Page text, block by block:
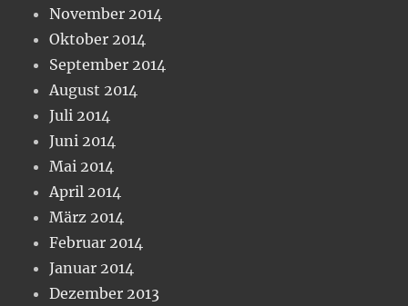
November 2014
Oktober 2014
September 2014
August 2014
Juli 2014
Juni 2014
Mai 2014
April 2014
März 2014
Februar 2014
Januar 2014
Dezember 2013